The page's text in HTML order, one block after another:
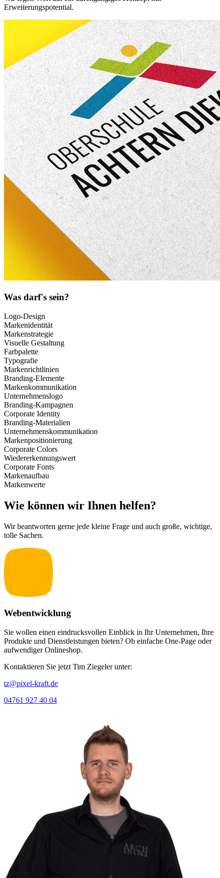
Erweiterungspotential.
Was darf's sein?
Logo-Design
Markenidentität
Markenstrategie
Visuelle Gestaltung
Farbpalette
Typografie
Markenrichtlinien
Branding-Elemente
Markenkommunikation
Unternehmenslogo
Branding-Kampagnen
Corporate Identity
Branding-Materialien
Unternehmenskommunikation
Markenpositionierung
Corporate Colors
Wiedererkennungswert
Corporate Fonts
Markenaufbau
Markenwerte
Wie können wir Ihnen helfen?
Wir beantworten gerne jede kleine Frage und auch große, wichtige,
tolle Sachen.
Webentwicklung
Sie wollen einen eindrucksvollen Einblick in Ihr Unternehmen, Ihre
Produkte und Dienstleistungen bieten? Ob einfache One-Page oder
aufwendiger Onlineshop.
Kontaktieren Sie jetzt Tim Ziegeler unter:
tz@pixel-kraft.de
04761 927 40 04